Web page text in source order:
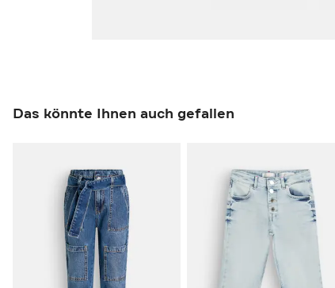
Das könnte Ihnen auch gefallen